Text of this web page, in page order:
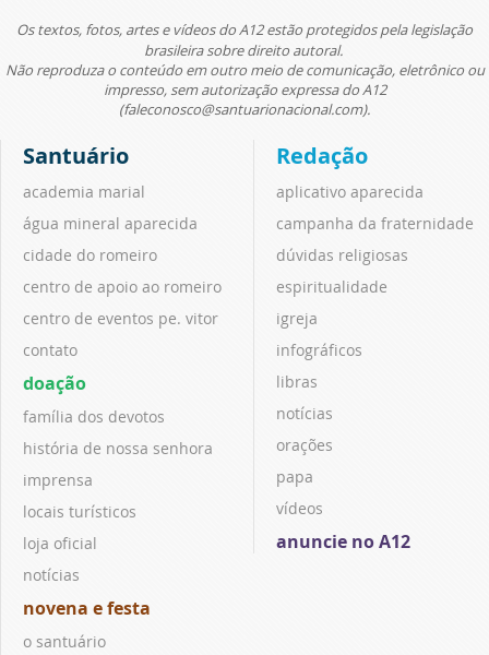
Os textos, fotos, artes e vídeos do A12 estão protegidos pela legislação
brasileira sobre direito autoral.
Não reproduza o conteúdo em outro meio de comunicação, eletrônico ou
impresso, sem autorização expressa do A12
(faleconosco@santuarionacional.com).
Santuário
academia marial
água mineral aparecida
cidade do romeiro
centro de apoio ao romeiro
centro de eventos pe. vitor
contato
doação
família dos devotos
história de nossa senhora
imprensa
locais turísticos
loja oficial
notícias
novena e festa
o santuário
Redação
aplicativo aparecida
campanha da fraternidade
dúvidas religiosas
espiritualidade
igreja
infográficos
libras
notícias
orações
papa
vídeos
anuncie no A12